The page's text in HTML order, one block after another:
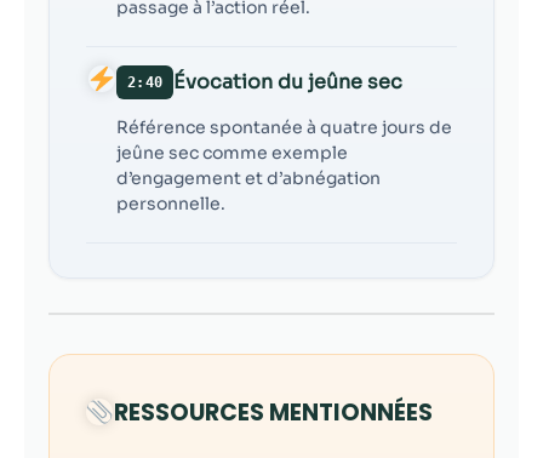
passage à l’action réel.
2:40 Évocation du jeûne sec
Référence spontanée à quatre jours de
jeûne sec comme exemple
d’engagement et d’abnégation
personnelle.
RESSOURCES MENTIONNÉES